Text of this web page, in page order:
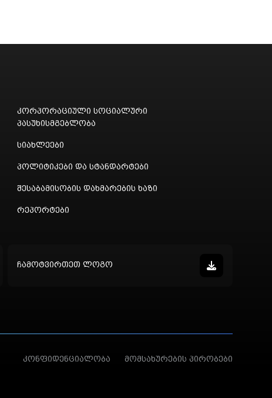
კორპორაციული სოციალური
პასუხისმგებლობა
სიახლეები
პოლიტიკები და სტანდარტები
შესაბამისობის დახმარების ხაზი
რეპორტები
ჩამოტვირთეთ ლოგო
კონფიდენციალობა მომსახურების პირობები